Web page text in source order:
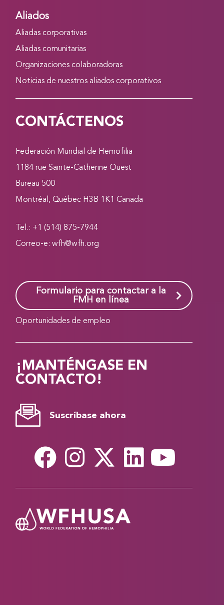
Aliados
Aliadas corporativas
Aliadas comunitarias
Organizaciones colaboradoras
Noticias de nuestros aliados corporativos
CONTÁCTENOS
Federación Mundial de Hemofilia
1184 rue Sainte-Catherine Ouest
Bureau 500
Montréal, Québec H3B 1K1 Canada
Tel.: +1 (514) 875-7944
Correo-e:wfh@wfh.org
Formulario para contactar a la
FMH en línea
Oportunidades de empleo
¡MANTÉNGASE EN
CONTACTO!
Suscríbase ahora